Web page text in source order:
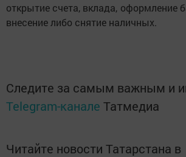
открытие счета, вклада, оформление
внесение либо снятие наличных.
Следите за самым важным и
Telegram-канале Татмедиа
Читайте новости Татарстана в